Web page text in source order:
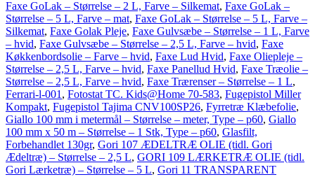
Faxe GoLak – Størrelse – 2 L, Farve – Silkemat, Faxe GoLak –
Størrelse – 5 L, Farve – mat, Faxe GoLak – Størrelse – 5 L, Farve –
Silkemat, Faxe Golak Pleje, Faxe Gulvsæbe – Størrelse – 1 L, Farve
– hvid, Faxe Gulvsæbe – Størrelse – 2,5 L, Farve – hvid, Faxe
Køkkenbordsolie – Farve – hvid, Faxe Lud Hvid, Faxe Oliepleje –
Størrelse – 2,5 L, Farve – hvid, Faxe Panellud Hvid, Faxe Træolie –
Størrelse – 2,5 L, Farve – hvid, Faxe Trærenser – Størrelse – 1 L,
Ferrari-l-001 , Fotostat TC. Kids@Home 70-583, Fugepistol Miller
Kompakt, Fugepistol Tajima CNV100SP26, Fyrretræ Klæbefolie,
Giallo 100 mm i metermål – Størrelse – meter, Type – p60, Giallo
100 mm x 50 m – Størrelse – 1 Stk, Type – p60, Glasfilt,
Forbehandlet 130gr, Gori 107 ÆDELTRÆ OLIE (tidl. Gori
Ædeltræ) – Størrelse – 2,5 L, GORI 109 LÆRKETRÆ OLIE (tidl.
Gori Lærketræ) – Størrelse – 5 L, Gori 11 TRANSPARENT